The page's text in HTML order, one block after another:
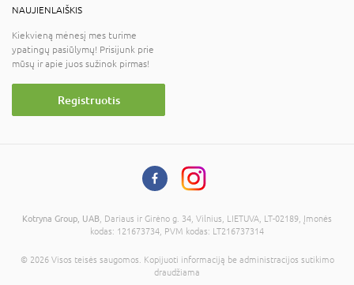
NAUJIENLAIŠKIS
Kiekvieną mėnesį mes turime
ypatingų pasiūlymų! Prisijunk prie
mūsų ir apie juos sužinok pirmas!
Registruotis
Kotryna Group, UAB , Dariaus ir Girėno g. 34, Vilnius, LIETUVA, LT-02189, Įmonės
kodas: 121673734, PVM kodas: LT216737314
© 2026 Visos teisės saugomos. Kopijuoti informaciją be administracijos sutikimo
draudžiama